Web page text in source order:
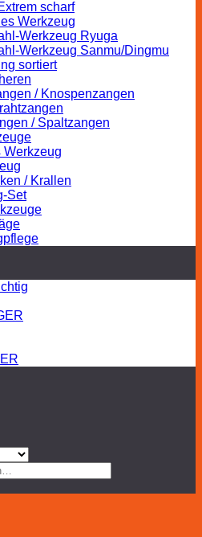
scharf
Werkzeug
Werkzeug Ryuga
Werkzeug Sanmu/Dingmu
sortiert
/ Knospenzangen
/ Spaltzangen
Werkzeug
/ Krallen
Set